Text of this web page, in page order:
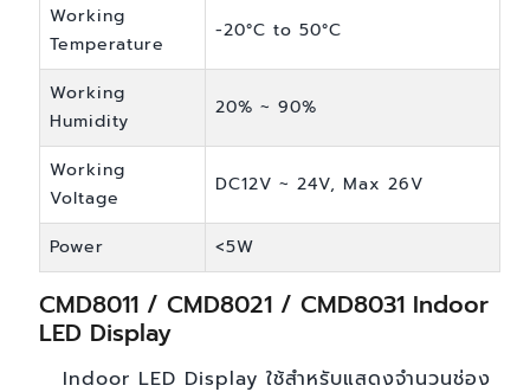
Working
Temperature
-20°C to 50°C
Working
Humidity
20% ~ 90%
Working
Voltage
DC12V ~ 24V, Max 26V
Power <5W
CMD8011 / CMD8021 / CMD8031 Indoor
LED Display
Indoor LED Display ใช้สำหรับแสดงจำนวนช่อง